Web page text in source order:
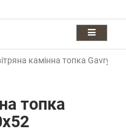
камінна топка
топка